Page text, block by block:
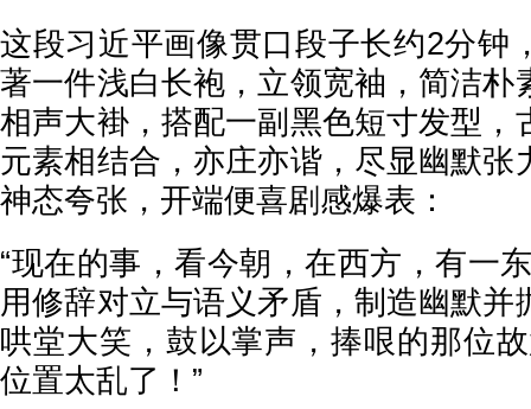
这段习近平画像贯口段子长约2分钟
著一件浅白长袍，立领宽袖，简洁朴
相声大褂，搭配一副黑色短寸发型，
元素相结合，亦庄亦谐，尽显幽默张
神态夸张，开端便喜剧感爆表：
“现在的事，看今朝，在西方，有一
用修辞对立与语义矛盾，制造幽默并
哄堂大笑，鼓以掌声，捧哏的那位
位置太乱了！”